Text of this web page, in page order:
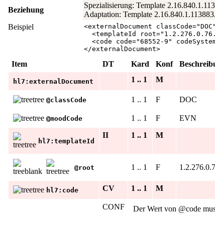
Beziehung
Spezialisierung: Template
Adaptation: Template
Beispiel
<externalDocument classCode="DOC "
<templateId root="
<code code="68552-9 "
</externalDocument>
Item DT Kard Konf
hl7:externalDocument 1 .. 1 M
@classCode 1 .. 1 F DOC
@moodCode 1 .. 1 F EVN
hl7:templateId
II 1 .. 1 M
@root 1 .. 1 F
hl7:code CV 1 .. 1 M
CONF
Der Wert von @code